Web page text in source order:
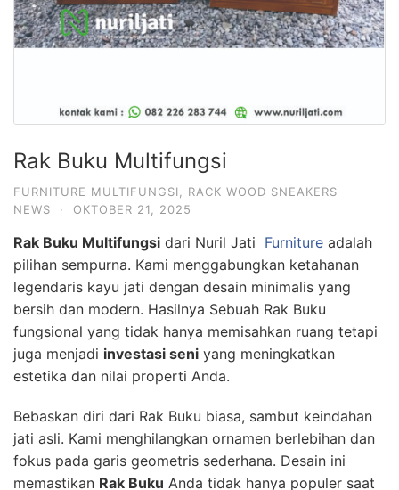
Rak Buku Multifungsi
FURNITURE MULTIFUNGSI
RACK WOOD SNEAKERS
NEWS
· OKTOBER 21, 2025
Rak Buku Multifungsi dari Nuril Jati Furniture adalah
pilihan sempurna. Kami menggabungkan ketahanan
legendaris kayu jati dengan desain minimalis yang
bersih dan modern. Hasilnya Sebuah Rak Buku
fungsional yang tidak hanya memisahkan ruang tetapi
juga menjadi investasi seni yang meningkatkan
estetika dan nilai properti Anda.
Bebaskan diri dari Rak Buku biasa, sambut keindahan
jati asli. Kami menghilangkan ornamen berlebihan dan
fokus pada garis geometris sederhana. Desain ini
memastikan Rak Buku Anda tidak hanya populer saat